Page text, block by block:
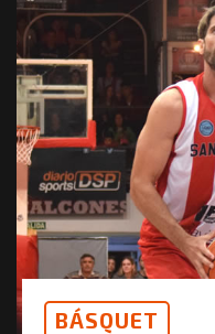
BÁSQUET